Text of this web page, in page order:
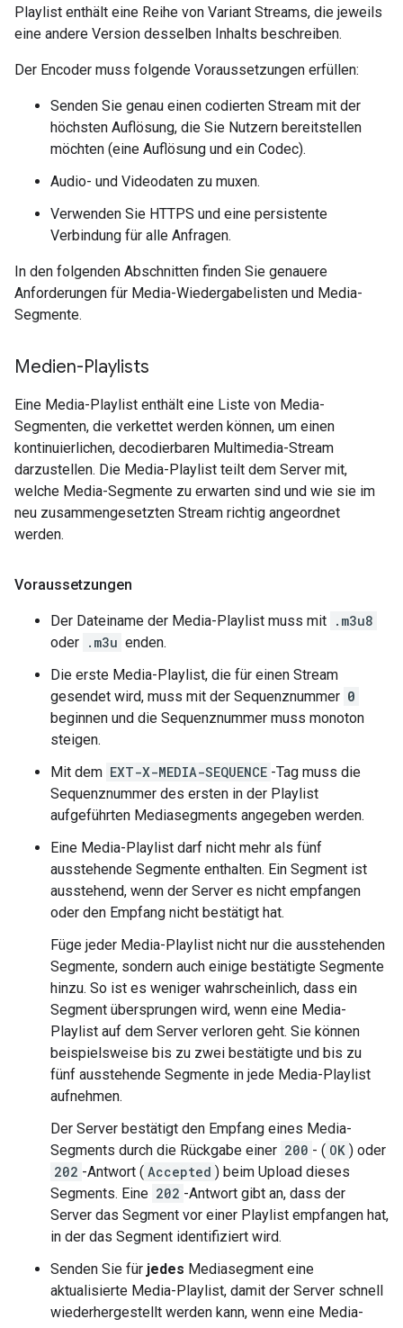
Playlist enthält eine Reihe von Variant Streams, die jeweils
eine andere Version desselben Inhalts beschreiben.
Der Encoder muss folgende Voraussetzungen erfüllen:
Senden Sie genau einen codierten Stream mit der
höchsten Auflösung, die Sie Nutzern bereitstellen
möchten (eine Auflösung und ein Codec).
Audio- und Videodaten zu muxen.
Verwenden Sie HTTPS und eine persistente
Verbindung für alle Anfragen.
In den folgenden Abschnitten finden Sie genauere
Anforderungen für Media-Wiedergabelisten und Media-
Segmente.
Medien-Playlists
Eine Media-Playlist enthält eine Liste von Media-
Segmenten, die verkettet werden können, um einen
kontinuierlichen, decodierbaren Multimedia-Stream
darzustellen. Die Media-Playlist teilt dem Server mit,
welche Media-Segmente zu erwarten sind und wie sie im
neu zusammengesetzten Stream richtig angeordnet
werden.
Voraussetzungen
Der Dateiname der Media-Playlist muss mit .m3u8
oder .m3u enden.
Die erste Media-Playlist, die für einen Stream
gesendet wird, muss mit der Sequenznummer 0
beginnen und die Sequenznummer muss monoton
steigen.
Mit dem EXT-X-MEDIA-SEQUENCE -Tag muss die
Sequenznummer des ersten in der Playlist
aufgeführten Mediasegments angegeben werden.
Eine Media-Playlist darf nicht mehr als fünf
ausstehende Segmente enthalten. Ein Segment ist
ausstehend, wenn der Server es nicht empfangen
oder den Empfang nicht bestätigt hat.
Füge jeder Media-Playlist nicht nur die ausstehenden
Segmente, sondern auch einige bestätigte Segmente
hinzu. So ist es weniger wahrscheinlich, dass ein
Segment übersprungen wird, wenn eine Media-
Playlist auf dem Server verloren geht. Sie können
beispielsweise bis zu zwei bestätigte und bis zu
fünf ausstehende Segmente in jede Media-Playlist
aufnehmen.
Der Server bestätigt den Empfang eines Media-
Segments durch die Rückgabe einer 200 - ( OK ) oder
202 -Antwort ( Accepted ) beim Upload dieses
Segments. Eine 202 -Antwort gibt an, dass der
Server das Segment vor einer Playlist empfangen hat,
in der das Segment identifiziert wird.
Senden Sie für jedes Mediasegment eine
aktualisierte Media-Playlist, damit der Server schnell
wiederhergestellt werden kann, wenn eine Media-